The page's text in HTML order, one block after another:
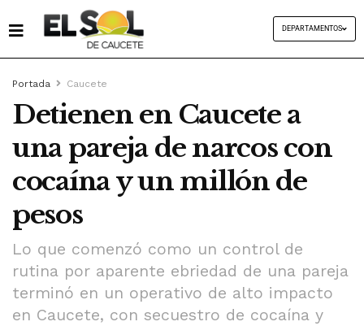
DEPARTAMENTOS
Portada Caucete
Detienen en Caucete a
una pareja de narcos con
cocaína y un millón de
pesos
Lo que comenzó como un control de
rutina por aparente ebriedad de una pareja
terminó en un operativo de alto impacto
en Caucete, con secuestro de cocaína y